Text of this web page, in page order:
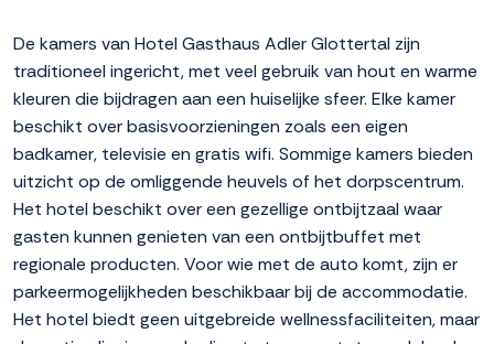
De kamers van Hotel Gasthaus Adler Glottertal zijn
traditioneel ingericht, met veel gebruik van hout en warme
kleuren die bijdragen aan een huiselijke sfeer. Elke kamer
beschikt over basisvoorzieningen zoals een eigen
badkamer, televisie en gratis wifi. Sommige kamers bieden
uitzicht op de omliggende heuvels of het dorpscentrum.
Het hotel beschikt over een gezellige ontbijtzaal waar
gasten kunnen genieten van een ontbijtbuffet met
regionale producten. Voor wie met de auto komt, zijn er
parkeermogelijkheden beschikbaar bij de accommodatie.
Het hotel biedt geen uitgebreide wellnessfaciliteiten, maar